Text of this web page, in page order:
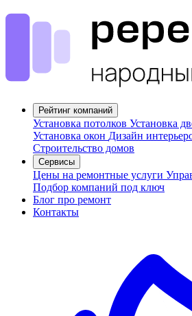
Рейтинг компаний
Установка потолков Установка
Установка окон Дизайн
Строительство домов
Сервисы
Цены на ремонтные услуги
Подбор компаний под ключ
Блог про ремонт
Контакты